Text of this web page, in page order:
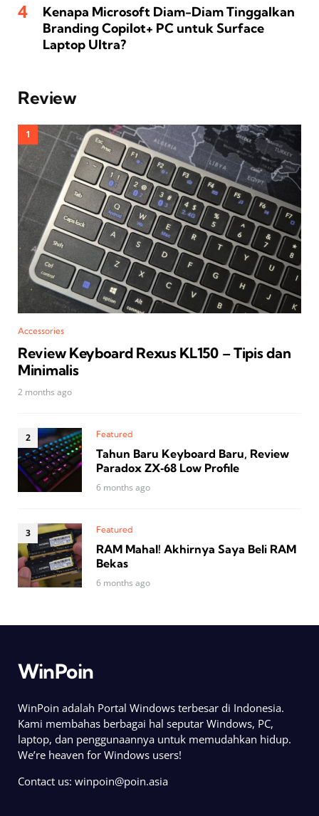
Kenapa Microsoft Diam-Diam Tinggalkan
Branding Copilot+ PC untuk Surface
Laptop Ultra?
Review
Accessories
Review Keyboard Rexus KL150 – Tipis dan
Minimalis
2 months ago
Featured
Tahun Baru Keyboard Baru, Review
Paradox ZX‑68 Low Profile
6 months ago
Featured
RAM Mahal! Akhirnya Saya Beli RAM
Bekas
6 months ago
WinPoin
WinPoin adalah Portal Windows terbesar di Indonesia.
Kami membahas berbagai hal seputar Windows, PC,
laptop, dan penggunaannya untuk memudahkan hidup.
We’re heaven for Windows users!
Contact us: winpoin@poin.asia